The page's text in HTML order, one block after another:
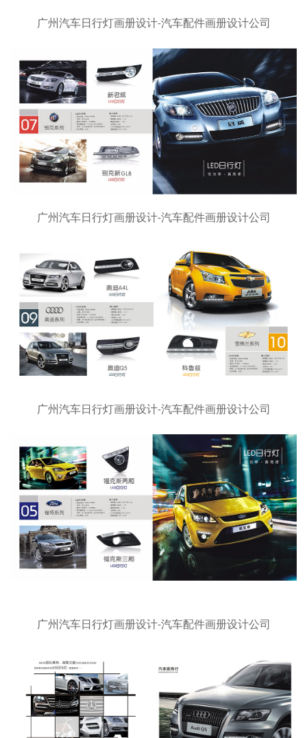
广州汽车日行灯画册设计-汽车配件画册设计公司
广州汽车日行灯画册设计-汽车配件画册设计公司
广州汽车日行灯画册设计-汽车配件画册设计公司
广州汽车日行灯画册设计-汽车配件画册设计公司